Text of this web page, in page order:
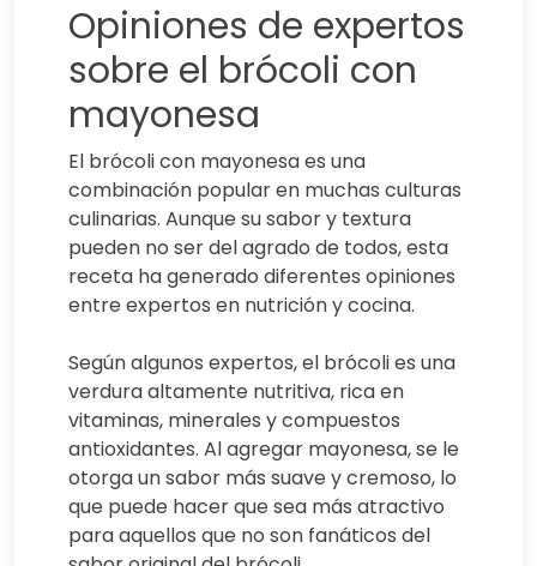
Opiniones de expertos
sobre el brócoli con
mayonesa
El brócoli con mayonesa es una
combinación popular en muchas culturas
culinarias. Aunque su sabor y textura
pueden no ser del agrado de todos, esta
receta ha generado diferentes opiniones
entre expertos en nutrición y cocina.
Según algunos expertos, el brócoli es una
verdura altamente nutritiva, rica en
vitaminas, minerales y compuestos
antioxidantes. Al agregar mayonesa, se le
otorga un sabor más suave y cremoso, lo
que puede hacer que sea más atractivo
para aquellos que no son fanáticos del